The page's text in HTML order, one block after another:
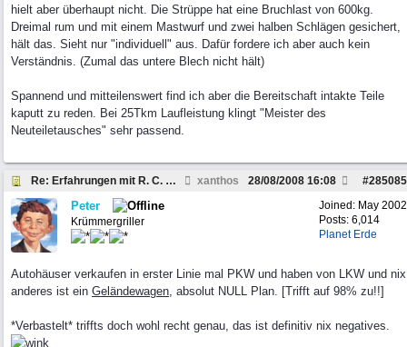
hielt aber überhaupt nicht. Die Strüppe hat eine Bruchlast von 600kg.
Dreimal rum und mit einem Mastwurf und zwei halben Schlägen gesichert,
hält das. Sieht nur "individuell" aus. Dafür fordere ich aber auch kein
Verständnis. (Zumal das untere Blech nicht hält)
Spannend und mitteilenswert find ich aber die Bereitschaft intakte Teile
kaputt zu reden. Bei 25Tkm Laufleistung klingt "Meister des
Neuteiletausches" sehr passend.
Re: Erfahrungen mit R. C. ehemals Autohaus H. xanthos #285085
28/08/2008 16:08
Joined: May 2002
Posts: 6,014
Planet Erde
Peter
Krümmergriller
Autohäuser verkaufen in erster Linie mal PKW und haben von LKW und nix
anderes ist ein Geländewagen, absolut NULL Plan. [Trifft auf 98% zu!!]
*Verbastelt* triffts doch wohl recht genau, das ist definitiv nix negatives.